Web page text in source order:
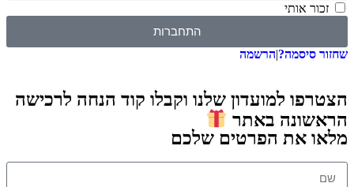
זכור אותי
התחברות
שחזור סיסמה?|הרשמה
הצטרפו למועדון שלנו וקבלו קוד הנחה לרכישה
הראשונה באתר
מלאו את הפרטים שלכם